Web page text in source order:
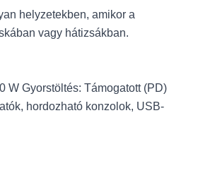
helyzetekben, amikor a
vagy hátizsákban.
W Gyorstöltés: Támogatott (PD)
hordozható konzolok, USB-